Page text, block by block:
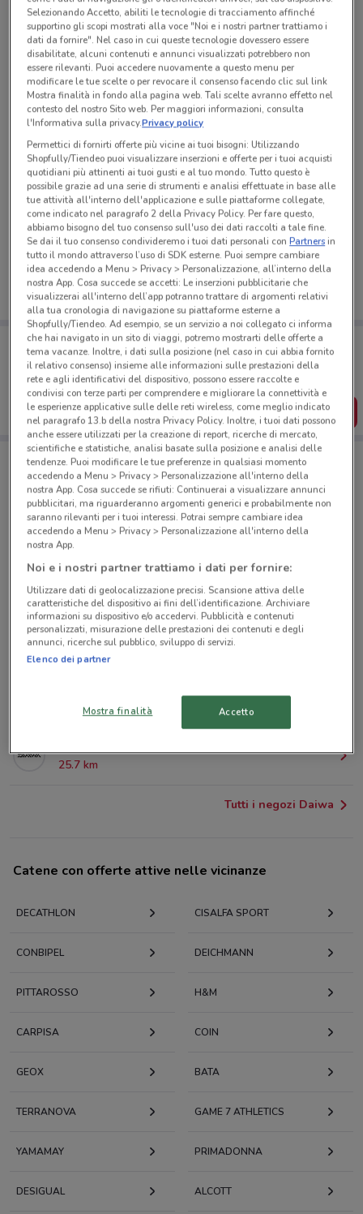
Ci dispiace, al momento non abbiamo pubblicato
volantini nella tua zona. Riprova più tardi.
Porta DoveConviene sempre con te!
Puoi trovare le migliori offerte dei negozi vicino a te,
salvarle e creare la tua lista del risparmio, comodamente
dal tuo cellulare.
SCARICA L’APP
Negozi Daiwa a Gaglianico
© MapTiler© OpenStreetMap contributors
Via Liberta'18 Brusnengo
14.7 km
18 km
25.7 km
Tutti i negozi Daiwa
Catene con offerte attive nelle vicinanze
DECATHLON CISALFA SPORT
CONBIPEL DEICHMANN
PITTAROSSO H&M
CARPISA COIN
GEOX BATA
TERRANOVA GAME 7 ATHLETICS
YAMAMAY PRIMADONNA
DESIGUAL ALCOTT
Selezionando Accetto, abiliti le tecnologie di tracciamento affinché
supportino gli scopi mostrati alla voce "Noi e i nostri partner trattiamo i
dati da fornire". Nel caso in cui queste tecnologie dovessero essere
disabilitate, alcuni contenuti e annunci visualizzati potrebbero non
essere rilevanti. Puoi accedere nuovamente a questo menu per
modificare le tue scelte o per revocare il consenso facendo clic sul link
Mostra finalità in fondo alla pagina web. Tali scelte avranno effetto nel
contesto del nostro Sito web. Per maggiori informazioni, consulta
l'Informativa sulla privacy.Privacy policy
Permettici di fornirti offerte più vicine ai tuoi bisogni: Utilizzando
Shopfully/Tiendeo puoi visualizzare inserzioni e offerte per i tuoi acquisti
quotidiani più attinenti ai tuoi gusti e al tuo mondo. Tutto questo è
possibile grazie ad una serie di strumenti e analisi effettuate in base alle
tue attività all'interno dell'applicazione e sulle piattaforme collegate,
come indicato nel paragrafo 2 della Privacy Policy. Per fare questo,
abbiamo bisogno del tuo consenso sull'uso dei dati raccolti a tale fine.
Se dai il tuo consenso condivideremo i tuoi dati personali conPartnersin
tutto il mondo attraverso l’uso di SDK esterne. Puoi sempre cambiare
idea accedendo a Menu > Privacy > Personalizzazione, all’interno della
nostra App. Cosa succede se accetti: Le inserzioni pubblicitarie che
visualizzerai all'interno dell’app potranno trattare di argomenti relativi
alla tua cronologia di navigazione su piattaforme esterne a
Shopfully/Tiendeo. Ad esempio, se un servizio a noi collegato ci informa
che hai navigato in un sito di viaggi, potremo mostrarti delle offerte a
tema vacanze. Inoltre, i dati sulla posizione (nel caso in cui abbia fornito
il relativo consenso) insieme alle informazioni sulle prestazioni della
rete e agli identificativi del dispositivo, possono essere raccolte e
condivisi con terze parti per comprendere e migliorare la connettività e
le esperienze applicative sulle delle reti wireless, come meglio indicato
nel paragrafo 13.b della nostra Privacy Policy. Inoltre, i tuoi dati possono
anche essere utilizzati per la creazione di report, ricerche di mercato,
scientifiche e statistiche, analisi basate sulla posizione e analisi delle
tendenze. Puoi modificare le tue preferenze in qualsiasi momento
accedendo a Menu > Privacy > Personalizzazione all'interno della
nostra App. Cosa succede se rifiuti: Continuerai a visualizzare annunci
pubblicitari, ma riguarderanno argomenti generici e probabilmente non
saranno rilevanti per i tuoi interessi. Potrai sempre cambiare idea
accedendo a Menu > Privacy > Personalizzazione all'interno della
nostra App.
Noi e i nostri partner trattiamo i dati per fornire:
Utilizzare dati di geolocalizzazione precisi. Scansione attiva delle
caratteristiche del dispositivo ai fini dell’identificazione. Archiviare
informazioni su dispositivo e/o accedervi. Pubblicità e contenuti
personalizzati, misurazione delle prestazioni dei contenuti e degli
annunci, ricerche sul pubblico, sviluppo di servizi.
Elenco dei partner
Mostra finalità Accetto